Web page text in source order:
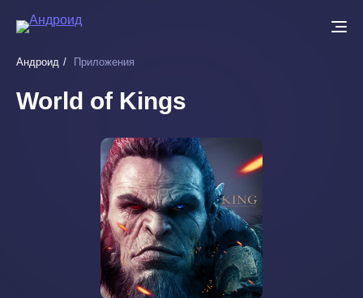
основному
Андроид Приложения
World of Kings